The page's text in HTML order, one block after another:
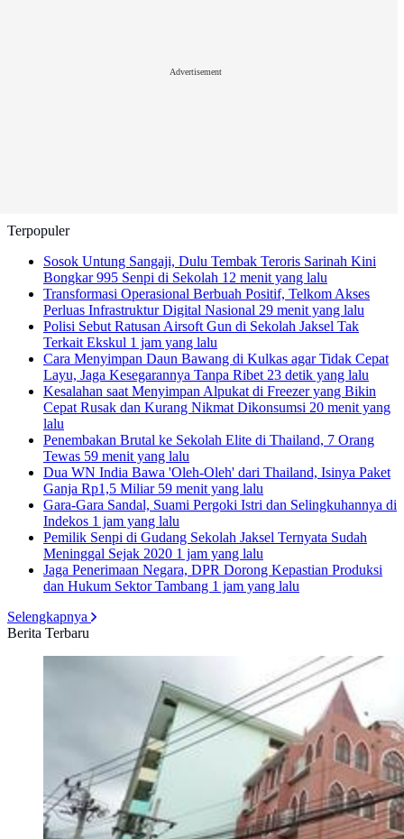
Advertisement
Terpopuler
Sosok Untung Sangaji, Dulu Tembak Teroris Sarinah Kini
Bongkar 995 Senpi di Sekolah 12 menit yang lalu
Transformasi Operasional Berbuah Positif, Telkom Akses
Perluas Infrastruktur Digital Nasional 29 menit yang lalu
Polisi Sebut Ratusan Airsoft Gun di Sekolah Jaksel Tak
Terkait Ekskul 1 jam yang lalu
Cara Menyimpan Daun Bawang di Kulkas agar Tidak Cepat
Layu, Jaga Kesegarannya Tanpa Ribet23 detik yang lalu
Kesalahan saat Menyimpan Alpukat di Freezer yang Bikin
Cepat Rusak dan Kurang Nikmat Dikonsumsi 20 menit yang
lalu
Penembakan Brutal ke Sekolah Elite di Thailand, 7 Orang
Tewas 59 menit yang lalu
Dua WN India Bawa 'Oleh-Oleh' dari Thailand, Isinya Paket
Ganja Rp1,5 Miliar 59 menit yang lalu
Gara-Gara Sandal, Suami Pergoki Istri dan Selingkuhannya di
Indekos 1 jam yang lalu
Pemilik Senpi di Gudang Sekolah Jaksel Ternyata Sudah
Meninggal Sejak 2020 1 jam yang lalu
Jaga Penerimaan Negara, DPR Dorong Kepastian Produksi
dan Hukum Sektor Tambang 1 jam yang lalu
Selengkapnya
Berita Terbaru